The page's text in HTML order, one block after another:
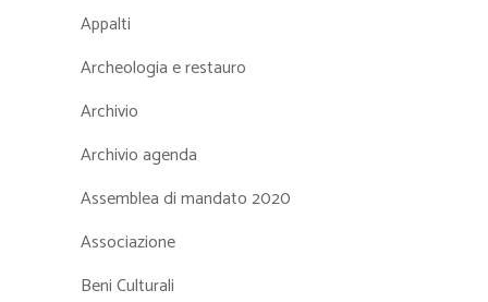
Appalti
Archeologia e restauro
Archivio
Archivio agenda
Assemblea di mandato 2020
Associazione
Beni Culturali